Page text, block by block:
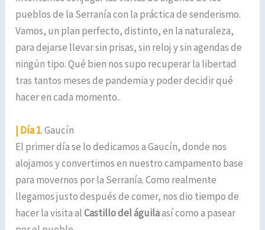
pueblos de la Serranía con la práctica de senderismo.
Vamos, un plan perfecto, distinto, en la naturaleza,
para dejarse llevar sin prisas, sin reloj y sin agendas de
ningún tipo. Qué bien nos supo recuperar la libertad
tras tantos meses de pandemia y poder decidir qué
hacer en cada momento..
| Día 1. Gaucín
El primer día se lo dedicamos a Gaucín, donde nos
alojamos y convertimos en nuestro campamento base
para movernos por la Serranía. Como realmente
llegamos justo después de comer, nos dio tiempo de
hacer la visita alCastillo del águilaasí como a pasear